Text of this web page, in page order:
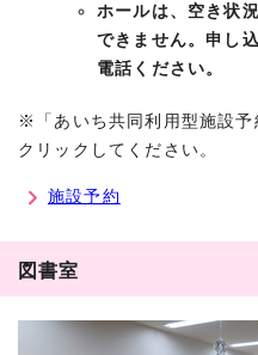
ホールは、空き状
できません。申し
電話ください。
※「あいち共同利用型施設予
クリックしてください。
施設予約
図書室